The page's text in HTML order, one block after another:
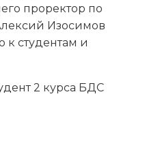
проректор по
Изосимов
к студентам и
2 курса БДС